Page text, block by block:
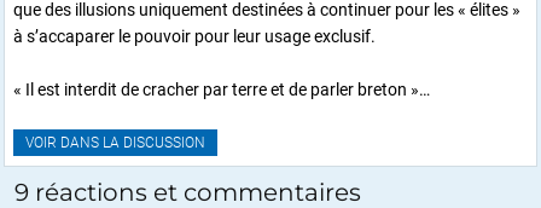
que des illusions uniquement destinées à continuer pour les « élites »
à s’accaparer le pouvoir pour leur usage exclusif.
« Il est interdit de cracher par terre et de parler breton »…
VOIR DANS LA DISCUSSION
9 réactions et commentaires